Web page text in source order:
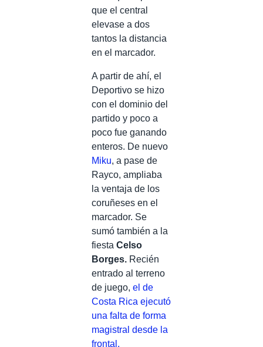
que el central
elevase a dos
tantos la distancia
en el marcador.
A partir de ahí, el
Deportivo se hizo
con el dominio del
partido y poco a
poco fue ganando
enteros. De nuevo
Miku, a pase de
Rayco, ampliaba
la ventaja de los
coruñeses en el
marcador. Se
sumó también a la
fiesta Celso
Borges. Recién
entrado al terreno
de juego, el de
Costa Rica ejecutó
una falta de forma
magistral desde la
frontal.